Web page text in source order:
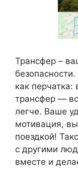
Трансфер –
как перчатка:
трансфер —
легче. Ваше
мотивация,
поездкой!
с другими
вместе и